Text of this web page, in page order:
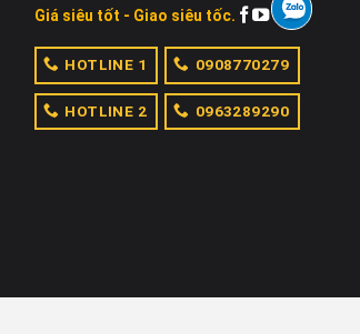
Giá siêu tốt - Giao siêu tốc.
HOTLINE 1 0908770279
HOTLINE 2 0963289290